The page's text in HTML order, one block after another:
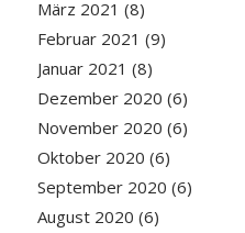
März 2021 (8)
Februar 2021 (9)
Januar 2021 (8)
Dezember 2020 (6)
November 2020 (6)
Oktober 2020 (6)
September 2020 (6)
August 2020 (6)